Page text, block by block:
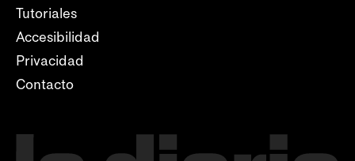
Tutoriales
Accesibilidad
Privacidad
Contacto